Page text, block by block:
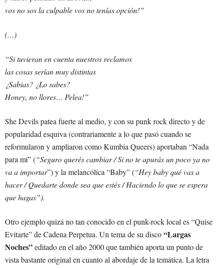
vos no sos la culpable vos no tenías opción!”
(…)
“Si tuvieran en cuenta nuestros reclamos
las cosas serían muy distintas
¿Sabias? ¿Lo sabes?
Honey, no llores… Pelea!”
She Devils patea fuerte al medio, y con su punk rock directo y de
popularidad esquiva (contrariamente a lo que pasó cuando se
reformularon y ampliaron como Kumbia Queers) aportaban “Nada
para mí” (“Seguro querés cambiar / Si no te apurás un poco ya no
va a importar”) y la melancólica “Baby” (“Hey baby qué vas a
hacer / Quedarte donde sea que estés / Haciendo lo que se espera
que hagas”).
Otro ejemplo quizá no tan conocido en el punk-rock local es “Quise
Evitarte” de Cadena Perpetua. Un tema de su disco“Largas
Noches”editado en el año 2000 que también aporta un punto de
vista bastante original en cuanto al abordaje de la temática. La letra